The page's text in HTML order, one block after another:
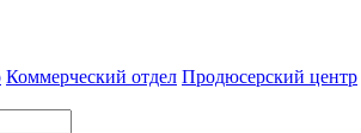
Коммерческий отдел Продюсерский центр